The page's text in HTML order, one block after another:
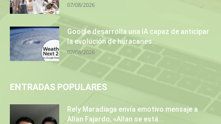
07/08/2026
Google desarrolla una IA capaz de anticipar
la evolución de huracanes...
07/08/2026
ENTRADAS POPULARES
Rely Maradiaga envía emotivo mensaje a
Allan Fajardo, «Allan se está...